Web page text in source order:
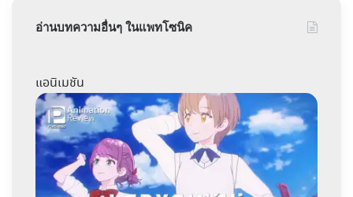
อ่านบทความอื่นๆ ในแพทโซนิค
แอนิเมชัน